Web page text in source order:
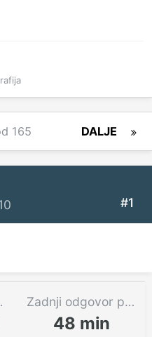
DALJE
165
#1
Zadnji odgovor pre
48 min